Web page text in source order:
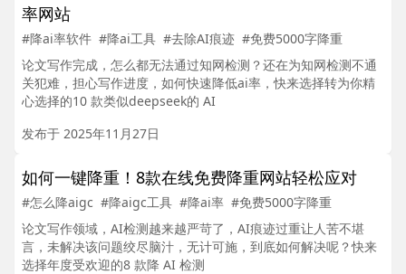
率网站
#降ai率软件 #降ai工具 #去除AI痕迹 #免费5000字降重
论文写作完成，怎么都无法通过知网检测？还在为知网检测不通
关犯难，担心写作进度，如何快速降低ai率，快来选择转为你精
心选择的10 款类似deepseek的 AI
发布于 2025年11月27日
如何一键降重！8款在线免费降重网站轻松应对
#怎么降aigc #降aigc工具 #降ai率 #免费5000字降重
论文写作领域，AI检测越来越严苛了，AI痕迹过重让人苦不堪
言，未解决该问题绞尽脑汁，无计可施，到底如何解决呢？快来
选择年度受欢迎的8 款降 AI 检测